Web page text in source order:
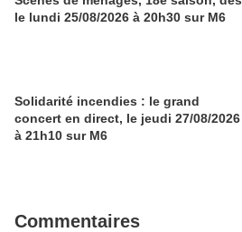
le lundi 25/08/2026 à 20h30 sur M6
Solidarité incendies : le grand
concert en direct, le jeudi 27/08/2026
à 21h10 sur M6
Commentaires